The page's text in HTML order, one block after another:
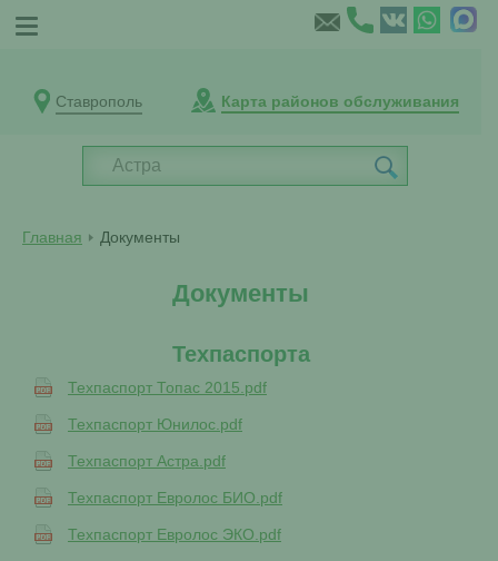
Ставрополь Карта районов обслуживания
Главная Документы
Документы
Техпаспорта
Техпаспорт Топас 2015.pdf
Техпаспорт Юнилос.pdf
Техпаспорт Астра.pdf
Техпаспорт Евролос БИО.pdf
Техпаспорт Евролос ЭКО.pdf